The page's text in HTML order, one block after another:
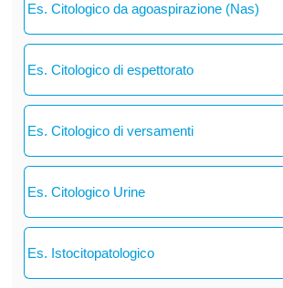
Es. Citologico da agoaspirazione (Nas)
Es. Citologico di espettorato
Es. Citologico di versamenti
Es. Citologico Urine
Es. Istocitopatologico